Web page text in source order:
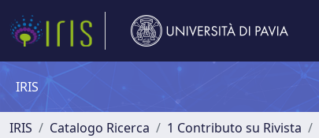
IRIS
IRIS Catalogo Ricerca 1 Contributo su Rivista